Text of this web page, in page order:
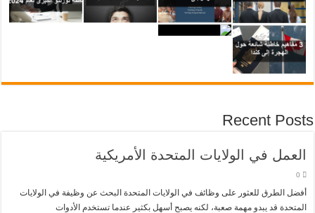
Recent Posts
العمل في الولايات المتحدة الأمريكية
0
أفضل الطرق للعثور على وظائف في الولايات المتحدة البحث عن وظيفة في الولايات
المتحدة قد يبدو مهمة صعبة، لكنه يصبح أسهل بكثير عندما تستخدم الأدوات